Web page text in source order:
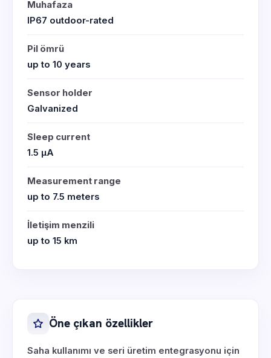
Muhafaza
IP67 outdoor-rated
Pil ömrü
up to 10 years
Sensor holder
Galvanized
Sleep current
1.5 μA
Measurement range
up to 7.5 meters
İletişim menzili
up to 15 km
Öne çıkan özellikler
Saha kullanımı ve seri üretim entegrasyonu için